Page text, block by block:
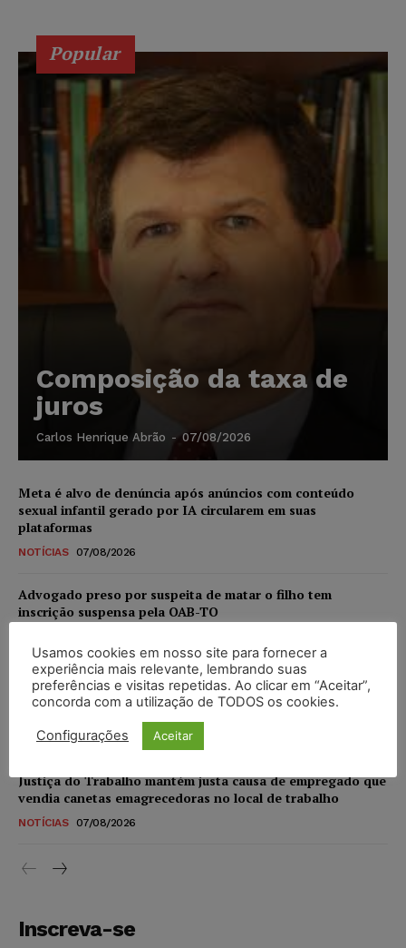
Popular
Composição da taxa de
juros
Carlos Henrique Abrão - 07/08/2026
Meta é alvo de denúncia após anúncios com conteúdo
sexual infantil gerado por IA circularem em suas
plataformas
NOTÍCIAS 07/08/2026
Advogado preso por suspeita de matar o filho tem
inscrição suspensa pela OAB-TO
STF amplia isenção de IBS e CBS na compra de veículos
novos para pessoas com deficiência e autistas de todos os
DIREITO TRIBUTÁRIO 07/08/2026
Justiça do Trabalho mantém justa causa de empregado que
vendia canetas emagrecedoras no local de trabalho
NOTÍCIAS 07/08/2026
Inscreva-se
Usamos cookies em nosso site para fornecer a
experiência mais relevante, lembrando suas
preferências e visitas repetidas. Ao clicar em “Aceitar”,
concorda com a utilização de TODOS os cookies.
Configurações Aceitar